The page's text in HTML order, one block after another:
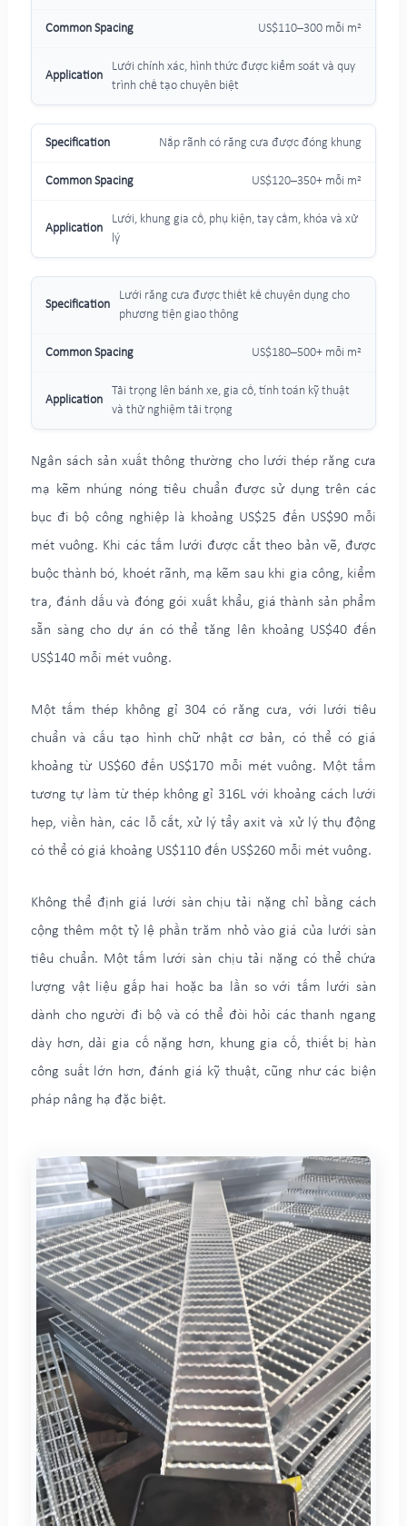
US$110–300 mỗi m²
Lưới chính xác, hình thức được kiểm soát và quy
trình chế tạo chuyên biệt
Nắp rãnh có răng cưa được đóng khung
US$120–350+ mỗi m²
Lưới, khung gia cố, phụ kiện, tay cầm, khóa và xử
lý
Lưới răng cưa được thiết kế chuyên dụng cho
phương tiện giao thông
US$180–500+ mỗi m²
Tải trọng lên bánh xe, gia cố, tính toán kỹ thuật
và thử nghiệm tải trọng
Ngân sách sản xuất thông thường cho lưới thép răng cưa
mạ kẽm nhúng nóng tiêu chuẩn được sử dụng trên các
bục đi bộ công nghiệp là khoảng US$25 đến US$90 mỗi
mét vuông. Khi các tấm lưới được cắt theo bản vẽ, được
buộc thành bó, khoét rãnh, mạ kẽm sau khi gia công, kiểm
tra, đánh dấu và đóng gói xuất khẩu, giá thành sản phẩm
sẵn sàng cho dự án có thể tăng lên khoảng US$40 đến
US$140 mỗi mét vuông.
Một tấm thép không gỉ 304 có răng cưa, với lưới tiêu
chuẩn và cấu tạo hình chữ nhật cơ bản, có thể có giá
khoảng từ US$60 đến US$170 mỗi mét vuông. Một tấm
tương tự làm từ thép không gỉ 316L với khoảng cách lưới
hẹp, viền hàn, các lỗ cắt, xử lý tẩy axit và xử lý thụ động
có thể có giá khoảng US$110 đến US$260 mỗi mét vuông.
Không thể định giá lưới sàn chịu tải nặng chỉ bằng cách
cộng thêm một tỷ lệ phần trăm nhỏ vào giá của lưới sàn
tiêu chuẩn. Một tấm lưới sàn chịu tải nặng có thể chứa
lượng vật liệu gấp hai hoặc ba lần so với tấm lưới sàn
dành cho người đi bộ và có thể đòi hỏi các thanh ngang
dày hơn, dải gia cố nặng hơn, khung gia cố, thiết bị hàn
công suất lớn hơn, đánh giá kỹ thuật, cũng như các biện
pháp nâng hạ đặc biệt.